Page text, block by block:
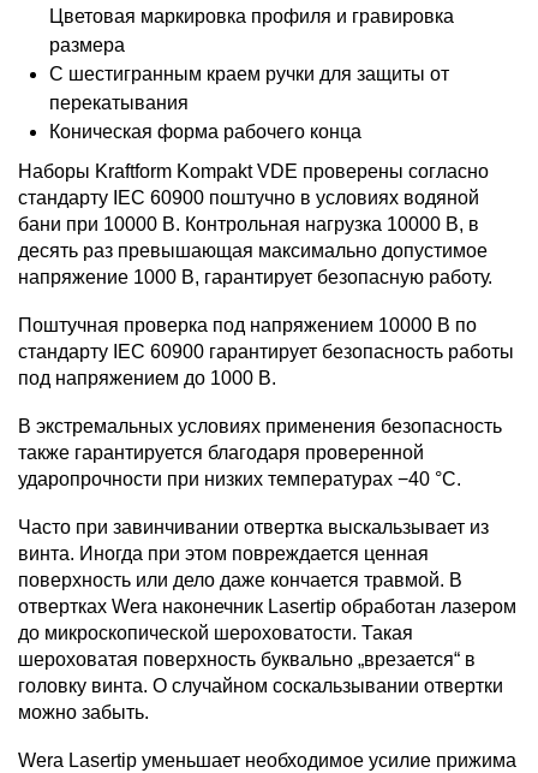
Цветовая маркировка профиля и гравировка
размера
С шестигранным краем ручки для защиты от
перекатывания
Коническая форма рабочего конца
Наборы Kraftform Kompakt VDE проверены согласно
стандарту IEC 60900 поштучно в условиях водяной
бани при 10000 B. Контрольная нагрузка 10000 B, в
десять раз превышающая максимально допустимое
напряжение 1000 B, гарантирует безопасную работу.
Поштучная проверка под напряжением 10000 В по
стандарту IEC 60900 гарантирует безопасность работы
под напряжением до 1000 B.
В экстремальных условиях применения безопасность
также гарантируется благодаря проверенной
ударопрочности при низких температурах −40 °C.
Часто при завинчивании отвертка выскальзывает из
винта. Иногда при этом повреждается ценная
поверхность или дело даже кончается травмой. В
отвертках Wera наконечник Lasertip обработан лазером
до микроскопической шероховатости. Такая
шероховатая поверхность буквально „врезается“ в
головку винта. О случайном соскальзывании отвертки
можно забыть.
Wera Lasertip уменьшает необходимое усилие прижима